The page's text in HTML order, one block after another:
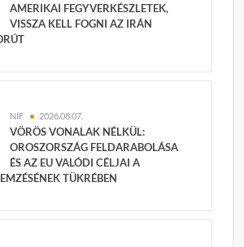
AMERIKAI FEGYVERKÉSZLETEK,
VISSZA KELL FOGNI AZ IRÁN
NIF 2026.08.07.
VÖRÖS VONALAK NÉLKÜL:
OROSZORSZÁG FELDARABOLÁSA
ÉS AZ EU VALÓDI CÉLJAI A
TÜKRÉBEN